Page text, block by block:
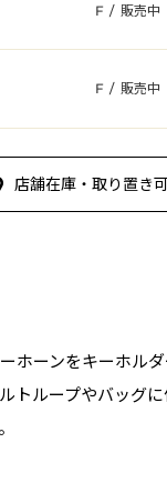
F / 販売中
F / 販売中
店舗在庫・取り置き
ホーンをキーホル
トループやバッグ